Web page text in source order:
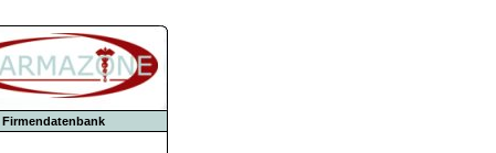
Firmendatenbank